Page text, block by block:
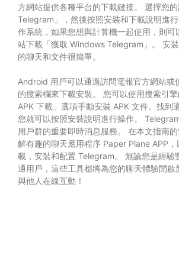
方網站提供各種平台的下載鏈接。 選擇您
Telegram」，然後按照安裝和下載說明進
作系統，如果您想與計算機一起使用，則可
站下載「獲取 Windows Telegram」。 安
的聊天和文件很簡單。
Android 用戶可以通過訪問電報官方網站或
的搜索欄來下載安裝。 您可以使用搜索引
APK 下載」選項手動安裝 APK 文件。找到
您就可以按照安裝說明進行操作。
用戶群的重要即時消息服務。 在本文指南
解有趣的聊天應用程序 Paper Plane APP
載，安裝和配置 Telegram。 無論您是經驗
通用戶，這些工具都將為您的聊天體驗開啟
與他人在線互動！